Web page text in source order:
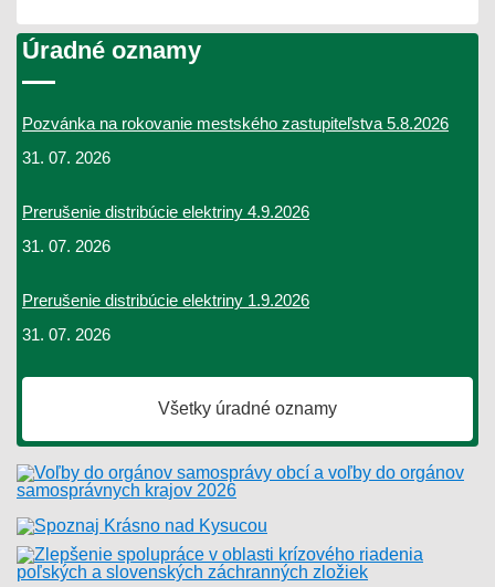
Úradné oznamy
Pozvánka na rokovanie mestského zastupiteľstva 5.8.2026
31. 07. 2026
Prerušenie distribúcie elektriny 4.9.2026
31. 07. 2026
Prerušenie distribúcie elektriny 1.9.2026
31. 07. 2026
Všetky úradné oznamy